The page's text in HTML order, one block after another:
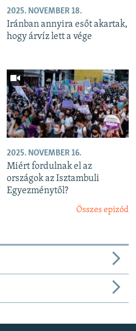
2025. NOVEMBER 18.
Iránban annyira esőt akartak,
hogy árvíz lett a vége
2025. NOVEMBER 16.
Miért fordulnak el az
országok az Isztambuli
Egyezménytől?
Összes epizód